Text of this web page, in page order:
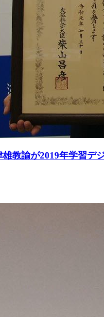
教諭が2019年学習